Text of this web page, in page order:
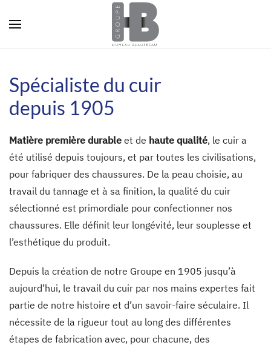
Skip to main content
Spécialiste du cuir
depuis 1905
Matière première durable et de haute qualité, le cuir a
été utilisé depuis toujours, et par toutes les civilisations,
pour fabriquer des chaussures. De la peau choisie, au
travail du tannage et à sa finition, la qualité du cuir
sélectionné est primordiale pour confectionner nos
chaussures. Elle définit leur longévité, leur souplesse et
l’esthétique du produit.
Depuis la création de notre Groupe en 1905 jusqu’à
aujourd’hui, le travail du cuir par nos mains expertes fait
partie de notre histoire et d’un savoir-faire séculaire. Il
nécessite de la rigueur tout au long des différentes
étapes de fabrication avec, pour chacune, des
Panneau de gestion des cookies